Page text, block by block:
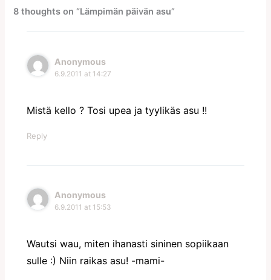
8 thoughts on “Lämpimän päivän asu”
Anonymous
6.9.2011 at 14:27
Mistä kello ? Tosi upea ja tyylikäs asu !!
Reply
Anonymous
6.9.2011 at 15:53
Wautsi wau, miten ihanasti sininen sopiikaan
sulle :) Niin raikas asu! -mami-